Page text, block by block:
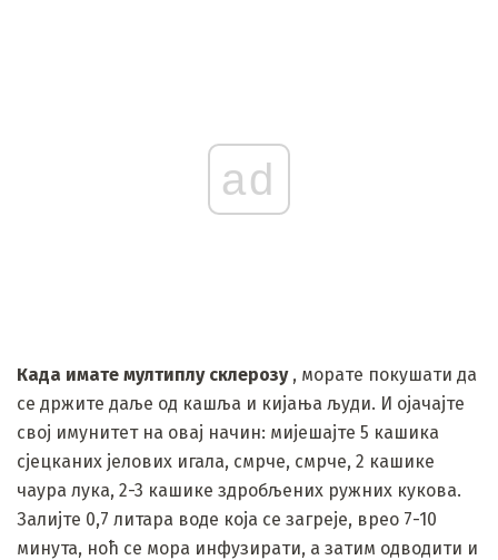
ad
Када имате мултиплу склерозу, морате покушати да
се држите даље од кашља и кијања људи. И ојачајте
свој имунитет на овај начин: мијешајте 5 кашика
сјецканих јелових игала, смрче, смрче, 2 кашике
чаура лука, 2-3 кашике здробљених ружних кукова.
Залијте 0,7 литара воде која се загреје, врео 7-10
минута, ноћ се мора инфузирати, а затим одводити и